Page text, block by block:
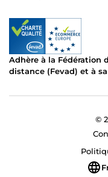
Adhère à la Fédération
distance (Fevad) et à
©